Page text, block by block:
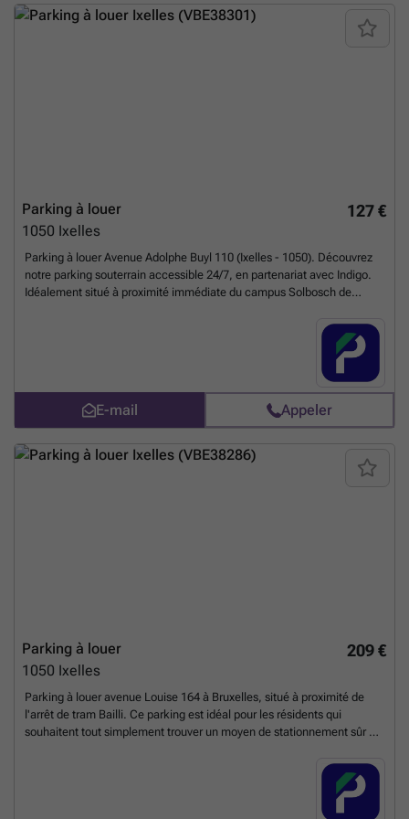
plus d’informations ou pour planifier une visite. Contact : ### par
SMS. ✉️ E-mail : ### Soyez tranquille, votre voiture le mérite !
En
127 €
Parking à louer
1050 Ixelles
Parking à louer Avenue Adolphe Buyl 110 (Ixelles - 1050). Découvrez
notre parking souterrain accessible 24/7, en partenariat avec Indigo.
Idéalement situé à proximité immédiate du campus Solbosch de
proche de l'avenue Général Jacques, est également bien desservi par
les transports en commun (bus 71 et trams 8 et 25). Parfait pour les
étudiants, les travailleurs et les habitants du quartier, ce parking offre
une solution pratique et sécurisée. Contactez-nous dès à présent pour
être mis en relation avec Indigo et finaliser votre réservation ! Vous
pouvez réserver directement votre parking sur le lien suivant : ###
savoir plus ?
E-mail Appeler
209 €
Parking à louer
1050 Ixelles
Parking à louer avenue Louise 164 à Bruxelles, situé à proximité de
l'arrêt de tram Bailli. Ce parking est idéal pour les résidents qui
souhaitent tout simplement trouver un moyen de stationnement sûr et
parking se fait par badge. Réservez rapidement ou contactez-nous
pour plus informations. Vous pouvez réserver directement votre